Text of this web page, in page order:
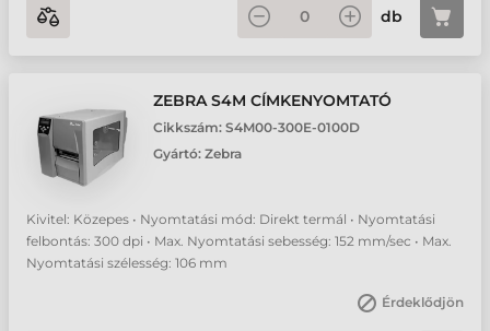
db
ZEBRA S4M CÍMKENYOMTATÓ
Cikkszám: S4M00-300E-0100D
Gyártó: Zebra
Kivitel: Közepes • Nyomtatási mód: Direkt termál • Nyomtatási
felbontás: 300 dpi • Max. Nyomtatási sebesség: 152 mm/sec • Max.
Nyomtatási szélesség: 106 mm
Érdeklődjön